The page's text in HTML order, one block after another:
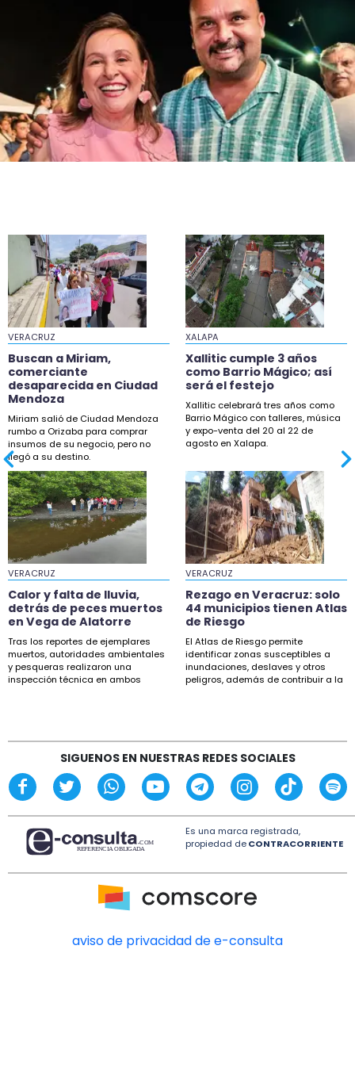
Coscomatepec: primo balea a dos hermanos;
uno muere
VERACRUZ
Buscan a Miriam,
comerciante
desaparecida en Ciudad
Mendoza
Miriam salió de Ciudad Mendoza
rumbo a Orizaba para comprar
insumos de su negocio, pero no
llegó a su destino.
XALAPA
Xallitic cumple 3 años
como Barrio Mágico; así
será el festejo
Xallitic celebrará tres años como
Barrio Mágico con talleres, música
y expo-venta del 20 al 22 de
agosto en Xalapa.
VERACRUZ
Calor y falta de lluvia,
detrás de peces muertos
en Vega de Alatorre
Tras los reportes de ejemplares
muertos, autoridades ambientales
y pesqueras realizaron una
inspección técnica en ambos
VERACRUZ
Rezago en Veracruz: solo
44 municipios tienen Atlas
de Riesgo
El Atlas de Riesgo permite
identificar zonas susceptibles a
inundaciones, deslaves y otros
peligros, además de contribuir a la
SIGUENOS EN NUESTRAS REDES SOCIALES
Es una marca registrada,
propiedad deCONTRACORRIENTE
aviso de privacidad de e-consulta